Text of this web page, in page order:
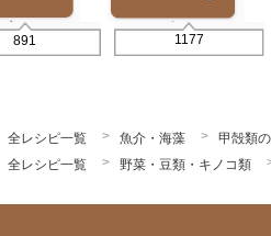
891 1177
全レシピ一覧 魚介・海藻
甲殻類
全レシピ一覧 野菜・豆類・キノコ類